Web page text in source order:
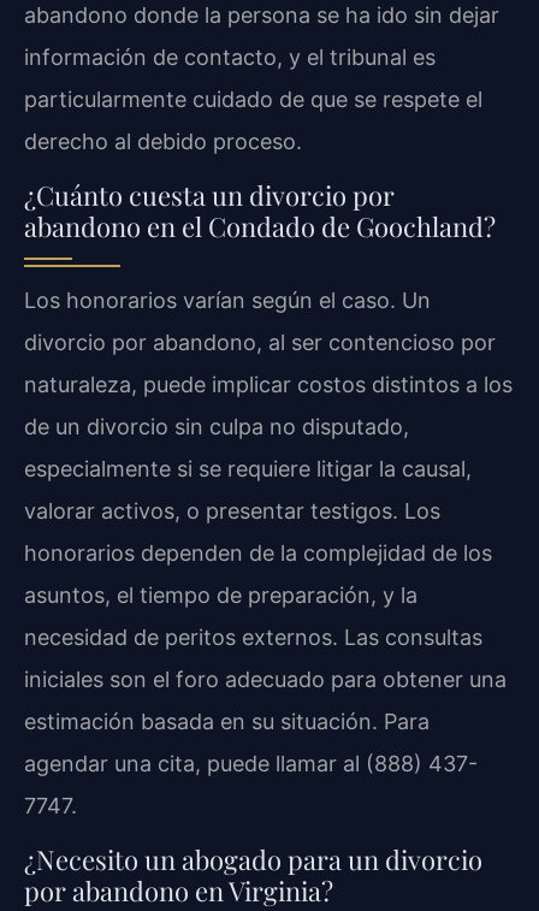
abandono donde la persona se ha ido sin dejar
información de contacto, y el tribunal es
particularmente cuidado de que se respete el
derecho al debido proceso.
¿Cuánto cuesta un divorcio por
abandono en el Condado de Goochland?
Los honorarios varían según el caso. Un
divorcio por abandono, al ser contencioso por
naturaleza, puede implicar costos distintos a los
de un divorcio sin culpa no disputado,
especialmente si se requiere litigar la causal,
valorar activos, o presentar testigos. Los
honorarios dependen de la complejidad de los
asuntos, el tiempo de preparación, y la
necesidad de peritos externos. Las consultas
iniciales son el foro adecuado para obtener una
estimación basada en su situación. Para
agendar una cita, puede llamar al (888) 437-
7747.
¿Necesito un abogado para un divorcio
por abandono en Virginia?